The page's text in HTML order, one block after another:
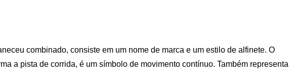
combinado, consiste em um nome de marca e um estilo de alfinete. O
a pista de corrida, é um símbolo de movimento contínuo. Também representa